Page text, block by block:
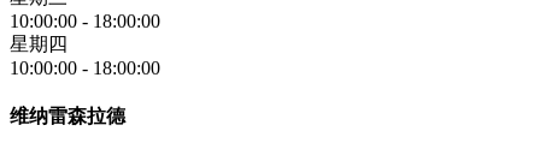
10:00:00 - 18:00:00
星期四
10:00:00 - 18:00:00
维纳雷森拉德